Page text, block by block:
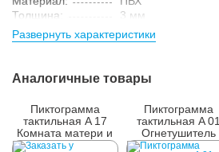
Толщина:
3 мм
Технология:
Развернуть характеристики
Аналогичные товары
Пиктограмма
тактильная A 17
Комната матери и
ребенка
Пиктограмма
тактильная A 01
Огнетушитель